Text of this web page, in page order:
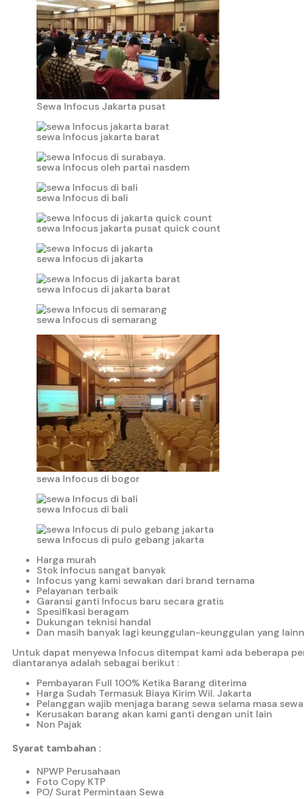
Sewa Infocus Jakarta pusat
sewa Infocus jakarta barat
sewa Infocus oleh partai nasdem
sewa Infocus di bali
sewa Infocus jakarta pusat quick count
sewa Infocus di jakarta
sewa Infocus di jakarta barat
sewa Infocus di semarang
sewa Infocus di bogor
sewa Infocus di bali
sewa Infocus di pulo gebang jakarta
Harga murah
Stok Infocus sangat banyak
Infocus yang kami sewakan dari brand ternama
Pelayanan terbaik
Garansi ganti Infocus baru secara gratis
Spesifikasi beragam
Dukungan teknisi handal
Dan masih banyak lagi keunggulan-keunggulan yang
Untuk dapat menyewa Infocus ditempat kami ada beberapa
diantaranya adalah sebagai berikut :
Pembayaran Full 100% Ketika Barang diterima
Harga Sudah Termasuk Biaya Kirim Wil. Jakarta
Pelanggan wajib menjaga barang sewa selama masa
Kerusakan barang akan kami ganti dengan unit lain
Non Pajak
Syarat tambahan :
NPWP Perusahaan
Foto Copy KTP
PO/ Surat Permintaan Sewa